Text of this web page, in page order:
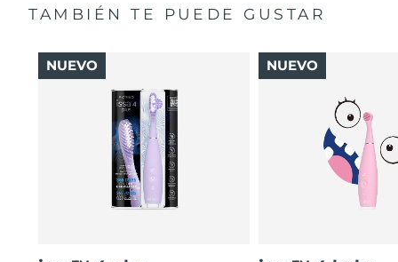
TAMBIÉN TE PUEDE GUSTAR
NUEVO NUEVO